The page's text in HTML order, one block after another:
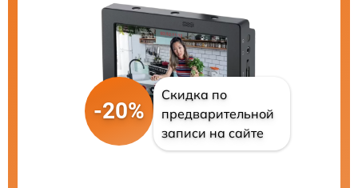
-20%
Скидка по
предварительной
записи на сайте